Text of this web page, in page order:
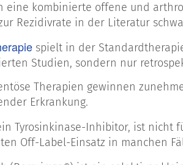
eine kombinierte offene und
Rezidivrate in der Literatur
spielt in der
Studien, sondern nur
Therapien gewinnen
Erkrankung.
Tyrosinkinase-Inhibitor, ist nicht
Off-Label-Einsatz in manchen